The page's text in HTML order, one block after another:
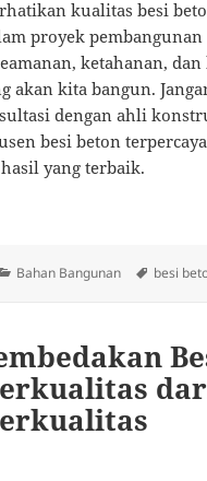
kualitas besi
proyek pembangunan
ketahanan,
akan kita bangun.
dengan ahli
besi beton
yang terbaik.
Categories
Bahan Bangunan Tags
besi